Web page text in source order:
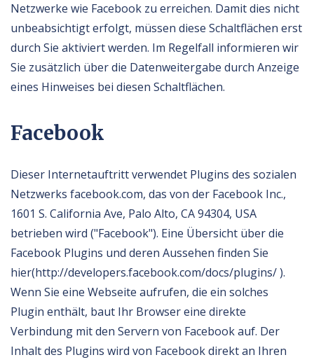
Netzwerke wie Facebook zu erreichen. Damit dies nicht
unbeabsichtigt erfolgt, müssen diese Schaltflächen erst
durch Sie aktiviert werden. Im Regelfall informieren wir
Sie zusätzlich über die Datenweitergabe durch Anzeige
eines Hinweises bei diesen Schaltflächen.
Facebook
Dieser Internetauftritt verwendet Plugins des sozialen
Netzwerks facebook.com, das von der Facebook Inc.,
1601 S. California Ave, Palo Alto, CA 94304, USA
betrieben wird ("Facebook"). Eine Übersicht über die
Facebook Plugins und deren Aussehen finden Sie
hier(http://developers.facebook.com/docs/plugins/ ).
Wenn Sie eine Webseite aufrufen, die ein solches
Plugin enthält, baut Ihr Browser eine direkte
Verbindung mit den Servern von Facebook auf. Der
Inhalt des Plugins wird von Facebook direkt an Ihren